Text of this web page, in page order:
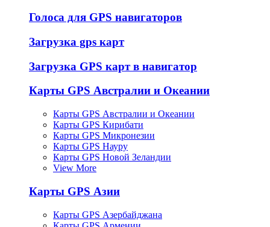
Голоса для GPS навигаторов
Загрузка gps карт
Загрузка GPS карт в навигатор
Карты GPS Австралии и Океании
Карты GPS Австралии и Океании
Карты GPS Кирибати
Карты GPS Микронезии
Карты GPS Науру
Карты GPS Новой Зеландии
View More
Карты GPS Азии
Карты GPS Азербайджана